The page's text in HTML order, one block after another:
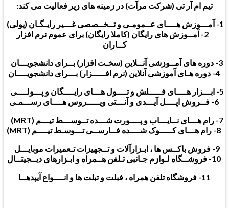
تیم ام آر تی (شرکت مرآت) در زمینه های زیر فعالیت می کند:
1- آمـــوزش هــــای عــمومـی و تــخــصصی غـــیر رایـگـان (پولی)
2- آمــوزش های رایگان (کاملا رایگان) برای عموم نرم افزار
کــاران
3- دوره های آمــوزشی آنــلاین (سخـت افزار) بــرای دانشجویـــان
5- ابـــزار هــــای فـــــلش و تــــول هـــای رایــــگان و پـــولــــی
7- رام هـــای نــایـــاب و پــــورت شـــده تــوســـط تیـــم (MRT)
9- فروش باکــس ها ، ابـزارآلات و تــجهیزات تـعمیرات موبایـــل
11- فروشگاه تلفن همراه ، فبلت و تبلت ها و انــــواع آیپدهــا